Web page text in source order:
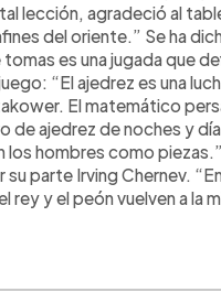
lección, agradeció al
del oriente.” Se ha
es una jugada que
“El ajedrez es una
El matemático
de ajedrez de noches y
hombres como
parte Irving Chernev.
y el peón vuelven a la